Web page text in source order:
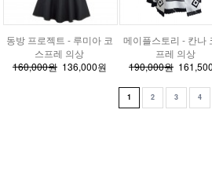
동방 프로젝트 - 루미아 코
스프레 의상
160,000원136,000원
메이플스토리 - 칸나
프레 의상
190,000원
1 2 3 4